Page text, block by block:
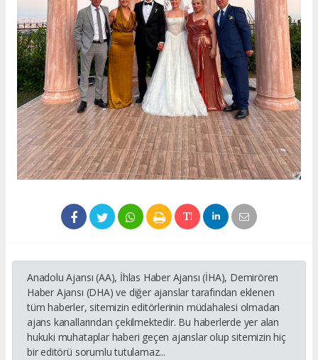
Anadolu Ajansı (AA), İhlas Haber Ajansı (İHA), Demirören
Haber Ajansı (DHA) ve diğer ajanslar tarafından eklenen
tüm haberler, sitemizin editörlerinin müdahalesi olmadan
ajans kanallarından çekilmektedir. Bu haberlerde yer alan
hukuki muhataplar haberi geçen ajanslar olup sitemizin hiç
bir editörü sorumlu tutulamaz...